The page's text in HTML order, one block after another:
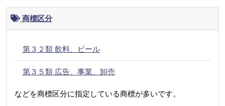
商標区分
第３２類 飲料、ビール
第３５類 広告、事業、卸売
などを商標区分に指定している商標が多いです。